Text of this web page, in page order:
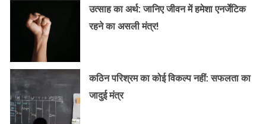
उत्साह का अर्थ: जानिए जीवन में हमेशा एनर्जेटिक
रहने का असली मंत्र!
कठिन परिश्रम का कोई विकल्प नहीं: सफलता का
जादुई मंत्र